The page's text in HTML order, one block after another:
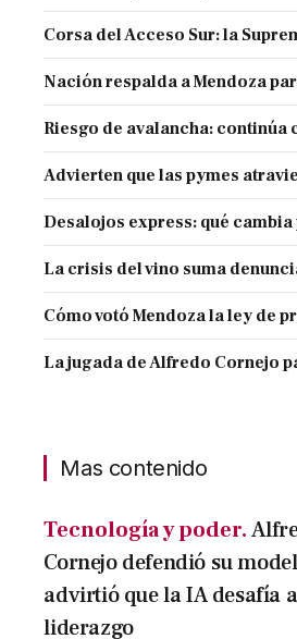
Corsa del Acceso Sur: la
Nación respalda a Mendoza
Riesgo de avalancha:
Advierten que las pymes
Desalojos express: qué
La crisis del vino suma
Cómo votó Mendoza la ley de
La jugada de Alfredo Cornejo
Mas contenido
Tecnología y poder.
Cornejo defendió su
advirtió que la IA desafía
liderazgo